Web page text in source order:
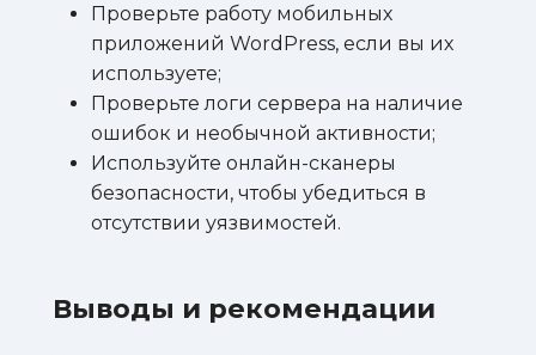
Проверьте работу мобильных
приложений WordPress, если вы их
используете;
Проверьте логи сервера на наличие
ошибок и необычной активности;
Используйте онлайн-сканеры
безопасности, чтобы убедиться в
отсутствии уязвимостей.
Выводы и рекомендации